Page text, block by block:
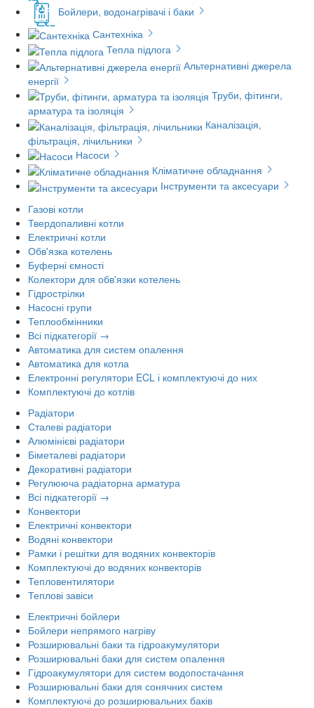
Бойлери, водонагрівачі і баки
Сантехніка
Тепла підлога
Альтернативні джерела
енергії
Труби, фітинги,
арматура та ізоляція
Каналізація,
фільтрація, лічильники
Насоси
Кліматичне обладнання
Інструменти та аксесуари
Газові котли
Твердопаливні котли
Електричні котли
Обв'язка котелень
Буферні ємності
Колектори для обв'язки котелень
Гідрострілки
Насосні групи
Теплообмінники
Всі підкатегорії →
Автоматика для систем опалення
Автоматика для котла
Електронні регулятори ECL і комплектуючі до них
Комплектуючі до котлів
Радіатори
Сталеві радіатори
Алюмінієві радіатори
Біметалеві радіатори
Декоративні радіатори
Регулююча радіаторна арматура
Всі підкатегорії →
Конвектори
Електричні конвектори
Водяні конвектори
Рамки і решітки для водяних конвекторів
Комплектуючі до водяних конвекторів
Тепловентилятори
Теплові завіси
Електричні бойлери
Бойлери непрямого нагріву
Розширювальні баки та гідроакумулятори
Розширювальні баки для систем опалення
Гідроакумулятори для систем водопостачання
Розширювальні баки для сонячних систем
Комплектуючі до розширювальних баків